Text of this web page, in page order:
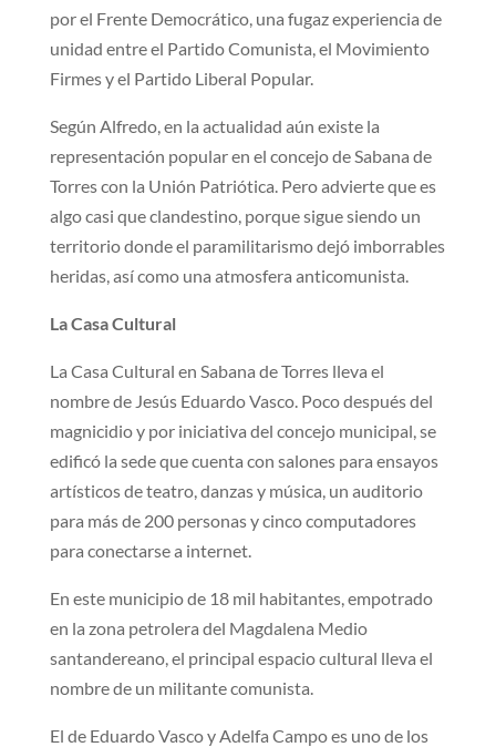
por el Frente Democrático, una fugaz experiencia de
unidad entre el Partido Comunista, el Movimiento
Firmes y el Partido Liberal Popular.
Según Alfredo, en la actualidad aún existe la
representación popular en el concejo de Sabana de
Torres con la Unión Patriótica. Pero advierte que es
algo casi que clandestino, porque sigue siendo un
territorio donde el paramilitarismo dejó imborrables
heridas, así como una atmosfera anticomunista.
La Casa Cultural
La Casa Cultural en Sabana de Torres lleva el
nombre de Jesús Eduardo Vasco. Poco después del
magnicidio y por iniciativa del concejo municipal, se
edificó la sede que cuenta con salones para ensayos
artísticos de teatro, danzas y música, un auditorio
para más de 200 personas y cinco computadores
para conectarse a internet.
En este municipio de 18 mil habitantes, empotrado
en la zona petrolera del Magdalena Medio
santandereano, el principal espacio cultural lleva el
nombre de un militante comunista.
El de Eduardo Vasco y Adelfa Campo es uno de los